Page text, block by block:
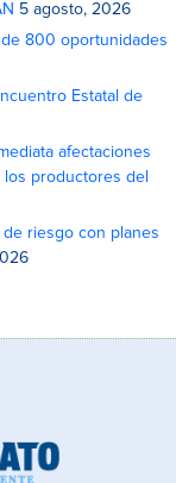
5 agosto, 2026
de 800 oportunidades
Estatal de
afectaciones
productores del
de riesgo con planes